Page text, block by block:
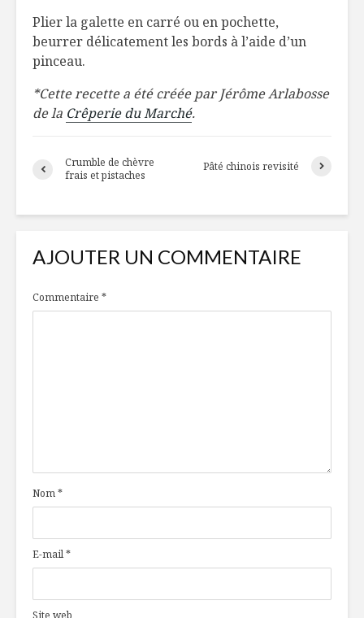
Plier la galette en carré ou en pochette,
beurrer délicatement les bords à l’aide d’un
pinceau.
*Cette recette a été créée par Jérôme Arlabosse
de la Crêperie du Marché.
Crumble de chèvre
frais et pistaches
Pâté chinois revisité
AJOUTER UN COMMENTAIRE
Commentaire *
Nom*
E-mail*
Site web